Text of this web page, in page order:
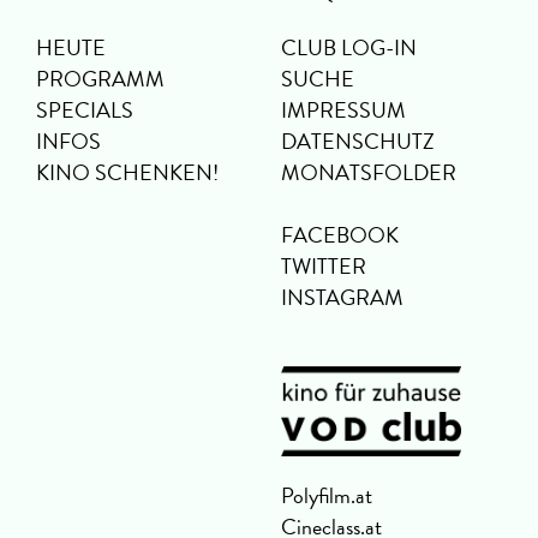
HEUTE
PROGRAMM
SPECIALS
INFOS
KINO SCHENKEN!
CLUB LOG-IN
SUCHE
IMPRESSUM
DATENSCHUTZ
MONATSFOLDER
FACEBOOK
TWITTER
INSTAGRAM
Polyfilm.at
Cineclass.at